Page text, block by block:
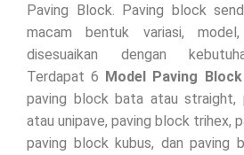
Paving Block. Paving block
macam bentuk variasi,
disesuaikan dengan
Terdapat 6 Model Paving
paving block bata atau straight,
atau unipave, paving block trihex,
paving block kubus, dan paving